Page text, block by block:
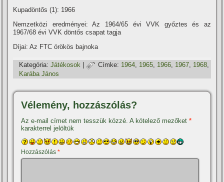
Kupadöntős (1): 1966
Nemzetközi eredményei: Az 1964/65 évi VVK győztes és az
1967/68 évi VVK döntős csapat tagja
Dí­jai: Az FTC örökös bajnoka
Kategória: Játékosok | Címke: 1964, 1965, 1966, 1967, 1968,
Karába János
Vélemény, hozzászólás?
Az e-mail címet nem tesszük közzé. A kötelező mezőket*
karakterrel jelöltük
Hozzászólás*